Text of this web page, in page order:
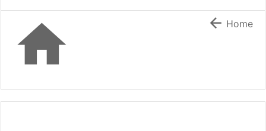
  Home